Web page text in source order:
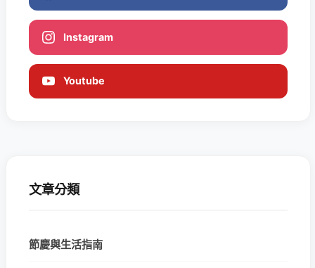
Instagram
Youtube
文章分類
節慶與生活指南